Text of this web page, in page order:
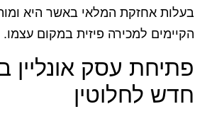
בעלות אחזקת המלאי באשר היא
הקיימים למכירה פיזית במקום עצמו.
פתיחת עסק אונליין
חדש לחלוטין